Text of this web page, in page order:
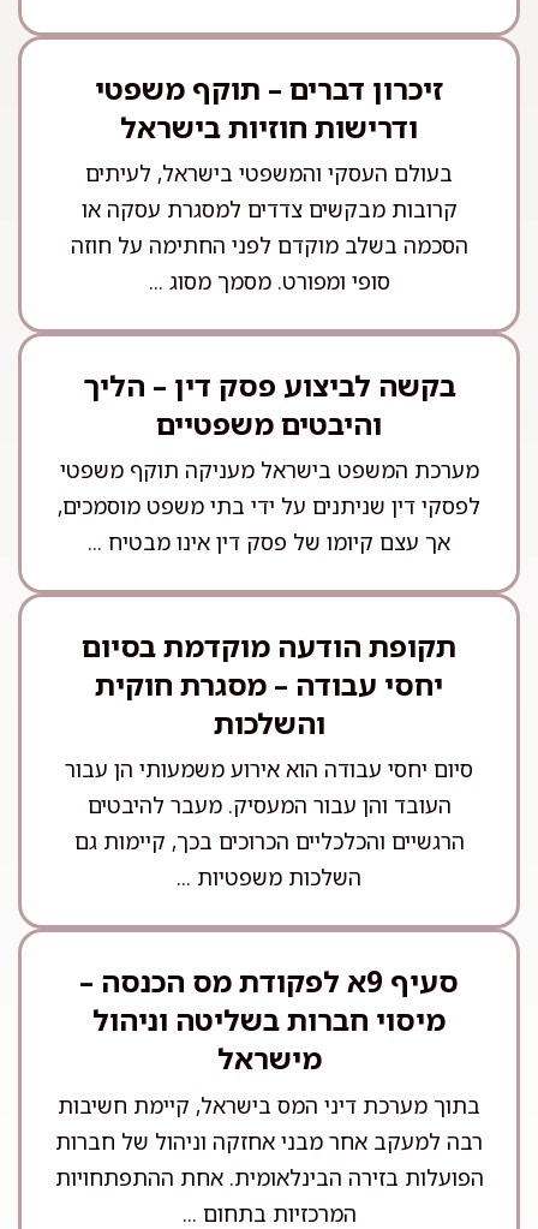
זיכרון דברים – תוקף משפטי
ודרישות חוזיות בישראל
בעולם העסקי והמשפטי בישראל, לעיתים
קרובות מבקשים צדדים למסגרת עסקה או
הסכמה בשלב מוקדם לפני החתימה על חוזה
סופי ומפורט. מסמך מסוג ...
בקשה לביצוע פסק דין – הליך
והיבטים משפטיים
מערכת המשפט בישראל מעניקה תוקף משפטי
לפסקי דין שניתנים על ידי בתי משפט מוסמכים,
אך עצם קיומו של פסק דין אינו מבטיח ...
תקופת הודעה מוקדמת בסיום
יחסי עבודה – מסגרת חוקית
והשלכות
סיום יחסי עבודה הוא אירוע משמעותי הן עבור
העובד והן עבור המעסיק. מעבר להיבטים
הרגשיים והכלכליים הכרוכים בכך, קיימות גם
השלכות משפטיות ...
סעיף 9א לפקודת מס הכנסה –
מיסוי חברות בשליטה וניהול
מישראל
בתוך מערכת דיני המס בישראל, קיימת חשיבות
רבה למעקב אחר מבני אחזקה וניהול של חברות
הפועלות בזירה הבינלאומית. אחת ההתפתחויות
המרכזיות בתחום ...